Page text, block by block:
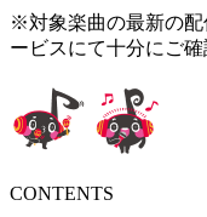
※対象楽曲の最新の配
ービスにて十分にご
CONTENTS